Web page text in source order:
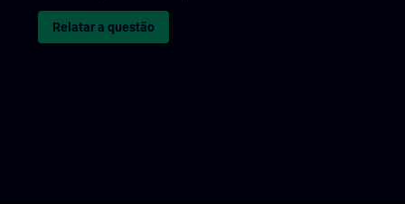
Relatar a questão